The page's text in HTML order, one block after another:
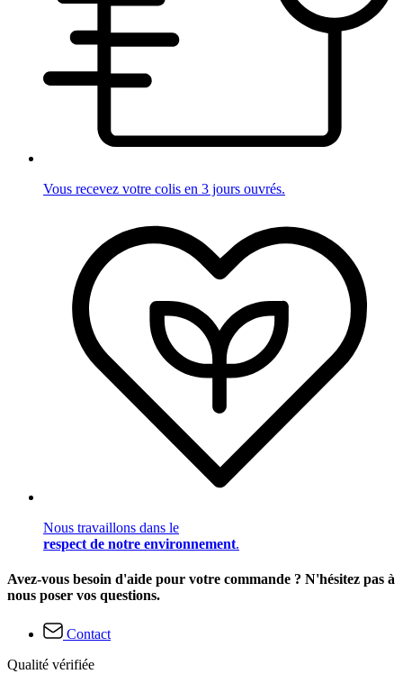
Vous recevez votre colis en 3 jours ouvrés.
Nous travaillons dans le
respect de notre environnement.
Avez-vous besoin d'aide pour votre commande ? N'hésitez pas à
nous poser vos questions.
Contact
Qualité vérifiée